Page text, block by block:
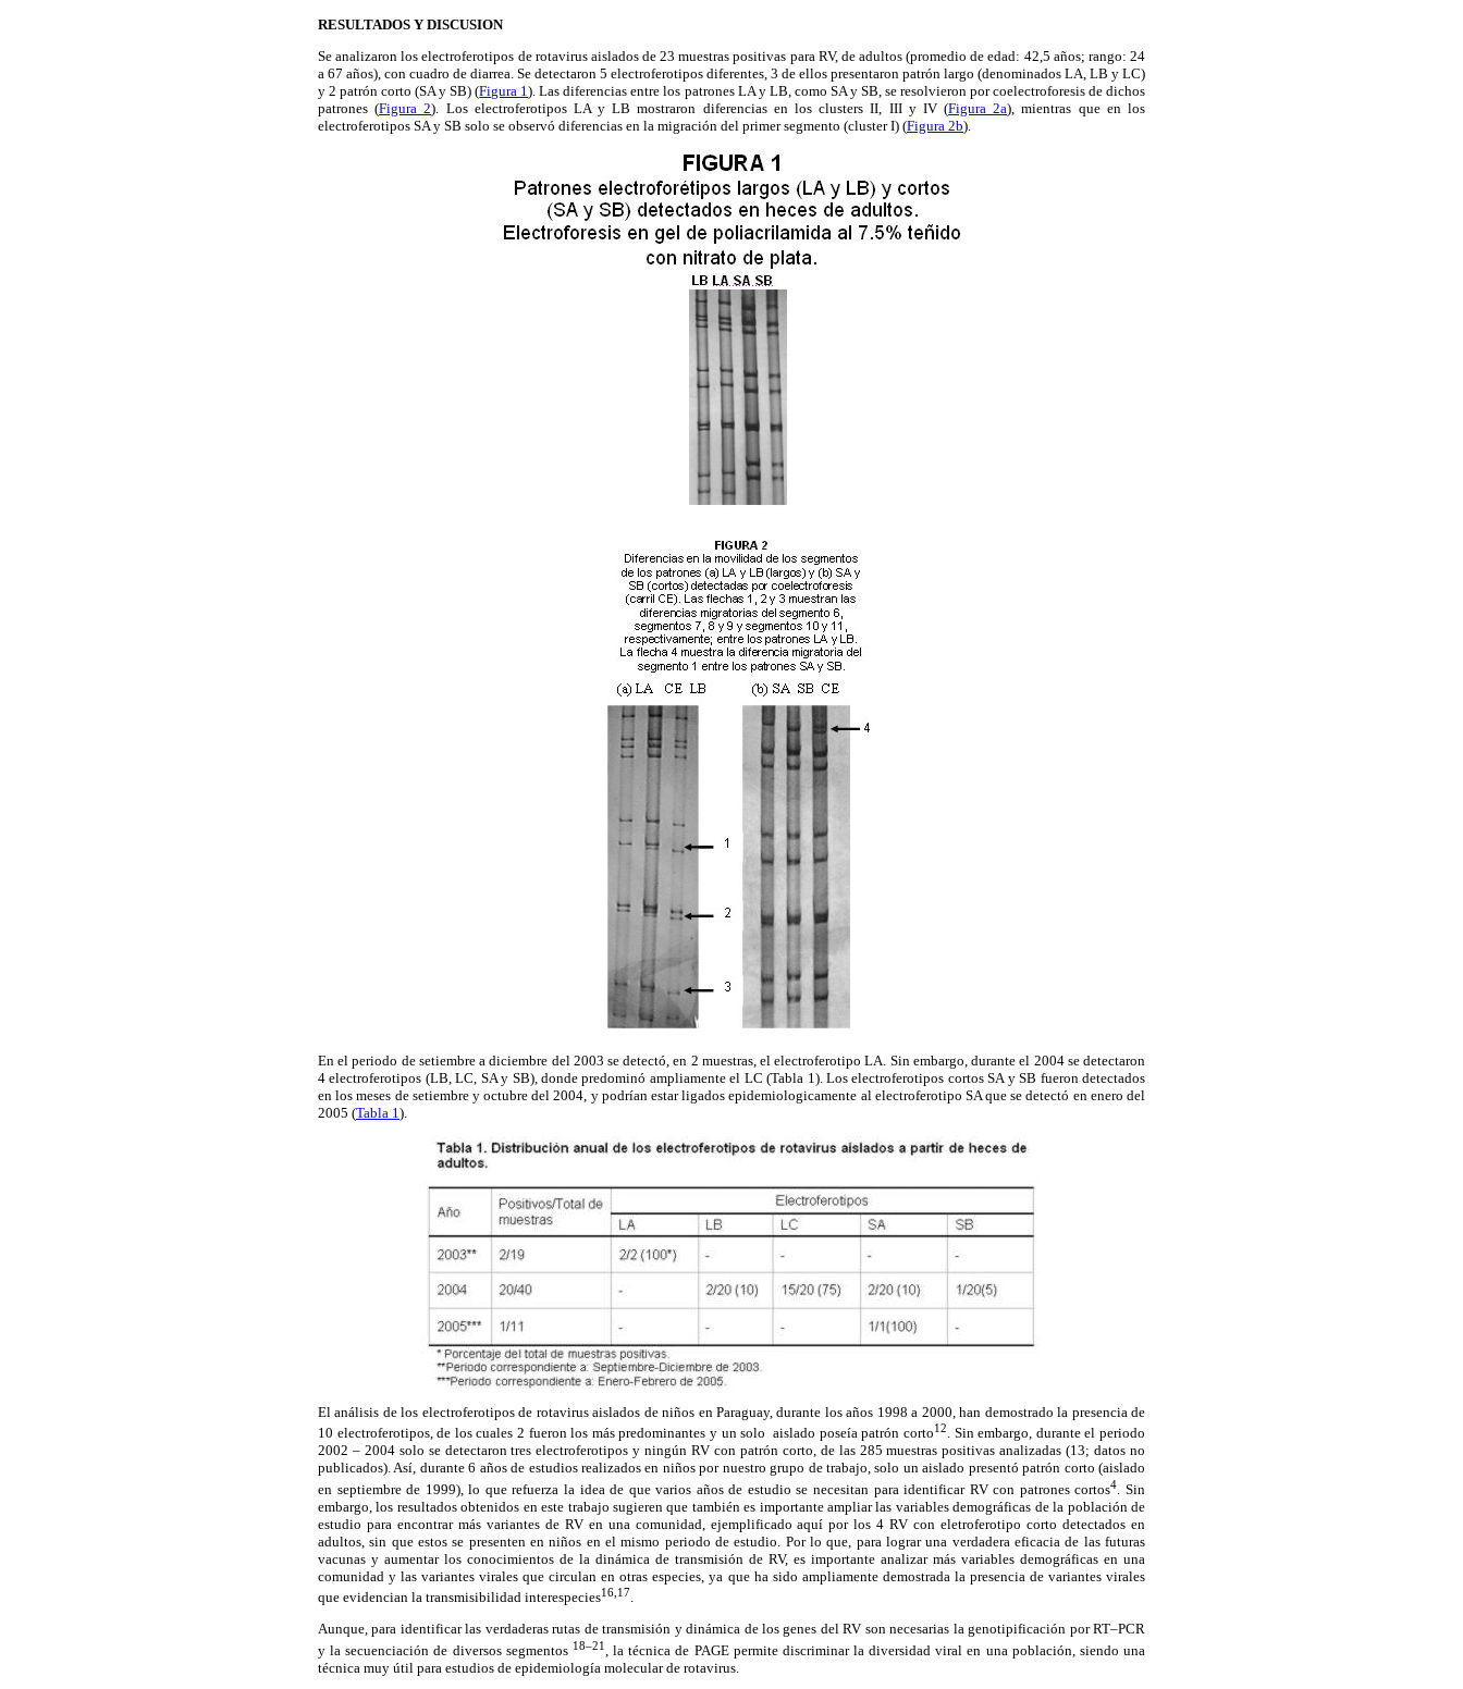
RESULTADOS Y DISCUSION
Se analizaron los electroferotipos de rotavirus aislados de 23 muestras positivas para RV, de adultos (promedio de edad: 42,5 años; rango: 24
a 67 años), con cuadro de diarrea. Se detectaron 5 electroferotipos diferentes, 3 de ellos presentaron patrón largo (denominados LA, LB y LC)
y 2 patrón corto (SA y SB) (Figura 1). Las diferencias entre los patrones LA y LB, como SA y SB, se resolvieron por coelectroforesis de dichos
patrones (Figura 2). Los electroferotipos LA y LB mostraron diferencias en los clusters II, III y IV (Figura 2a), mientras que en los
electroferotipos SA y SB solo se observó diferencias en la migración del primer segmento (cluster I) (Figura 2b).
En el periodo de setiembre a diciembre del 2003 se detectó, en 2 muestras, el electroferotipo LA. Sin embargo, durante el 2004 se detectaron
4 electroferotipos (LB, LC, SA y SB), donde predominó ampliamente el LC (Tabla 1). Los electroferotipos cortos SA y SB fueron detectados
en los meses de setiembre y octubre del 2004, y podrían estar ligados epidemiologicamente al electroferotipo SA que se detectó en enero del
2005 (Tabla 1 ).
El análisis de los electroferotipos de rotavirus aislados de niños en Paraguay, durante los años 1998 a 2000, han demostrado la presencia de
10 electroferotipos, de los cuales 2 fueron los más predominantes y un solo aislado poseía patrón corto12. Sin embargo, durante el periodo
2002 – 2004 solo se detectaron tres electroferotipos y ningún RV con patrón corto, de las 285 muestras positivas analizadas (13; datos no
publicados). Así, durante 6 años de estudios realizados en niños por nuestro grupo de trabajo, solo un aislado presentó patrón corto (aislado
en septiembre de 1999), lo que refuerza la idea de que varios años de estudio se necesitan para identificar RV con patrones cortos4
. Sin
embargo, los resultados obtenidos en este trabajo sugieren que también es importante ampliar las variables demográficas de la población de
estudio para encontrar más variantes de RV en una comunidad, ejemplificado aquí por los 4 RV con eletroferotipo corto detectados en
adultos, sin que estos se presenten en niños en el mismo periodo de estudio. Por lo que, para lograr una verdadera eficacia de las futuras
vacunas y aumentar los conocimientos de la dinámica de transmisión de RV, es importante analizar más variables demográficas en una
comunidad y las variantes virales que circulan en otras especies, ya que ha sido ampliamente demostrada la presencia de variantes virales
que evidencian la transmisibilidad interespecies16,17.
Aunque, para identificar las verdaderas rutas de transmisión y dinámica de los genes del RV son necesarias la genotipificación por RT–PCR
y la secuenciación de diversos segmentos 18–21
, la técnica de PAGE permite discriminar la diversidad viral en una población, siendo una
técnica muy útil para estudios de epidemiología molecular de rotavirus.